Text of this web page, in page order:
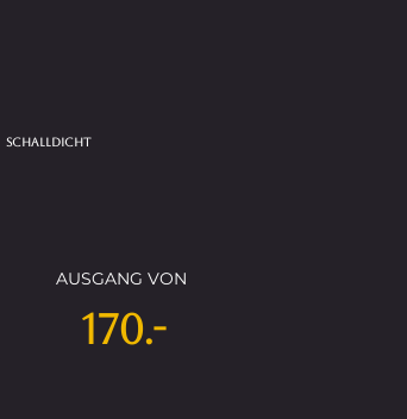
SCHALLDICHT
AUSGANG VON
170.-